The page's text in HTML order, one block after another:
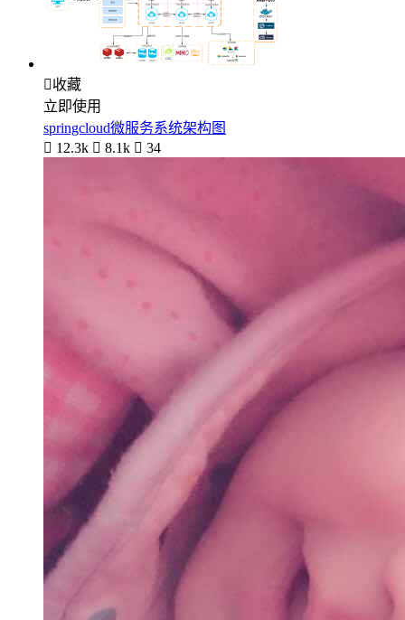
收藏
立即使用
springcloud微服务系统架构图
 12.3k  8.1k  34